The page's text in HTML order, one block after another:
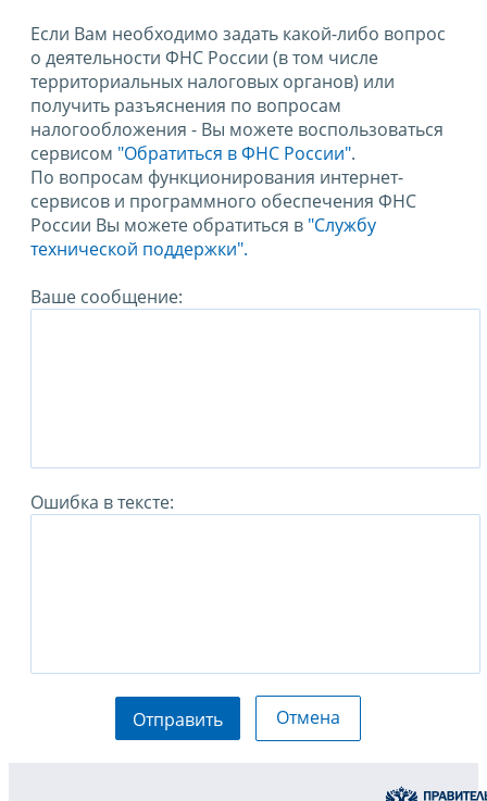
Если Вам необходимо задать какой-либо вопрос
о деятельности ФНС России (в том числе
территориальных налоговых органов) или
получить разъяснения по вопросам
налогообложения - Вы можете воспользоваться
сервисом "Обратиться в ФНС России".
По вопросам функционирования интернет-
сервисов и программного обеспечения ФНС
России Вы можете обратиться в "Службу
технической поддержки".
Ваше сообщение:
Ошибка в тексте:
Отправить Отмена